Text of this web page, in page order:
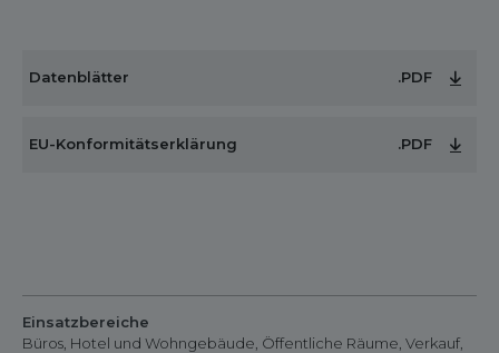
Datenblätter .PDF
EU-Konformitätserklärung .PDF
Einsatzbereiche
Büros, Hotel und Wohngebäude, Öffentliche Räume, Verkauf,